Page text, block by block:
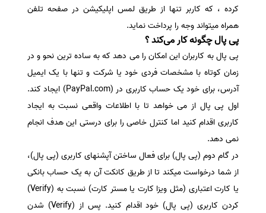
کرده ، که کاربر تنها از طریق لمس اپلیکیشن در صفحه تلفن
همراه میتواند وجه را پرداخت نماید.
پی پال چگونه کار می‌کند ؟
پی پال به کاربران این امکان را می دهد که به ساده ترین نحو و در
زمان کوتاه با مشخصات فردی خود یا شرکت و تنها با یک ایمیل
آدرس، برای خود یک حساب کاربری در (PayPal.com) ایجاد کند.
اول پی پال از می خواهد تا با اطلاعات واقعی نسبت به ایجاد
کاربری اقدام کنید اما کنترل خاصی را برای درستی این هدف انجام
نمی دهد.
در گام دوم (پی پال) برای فعال ساختن آپشنهای کاربری (پی پال)،
از شما درخواست میکند تا از طریق کانکت آن به یک حساب بانکی
یا کارت اعتباری (مثل ویزا کارت یا مستر کارت) نسبت به (Verify)
کردن کاربری (پی پال) خود اقدام کنید. پس از (Verify) شدن